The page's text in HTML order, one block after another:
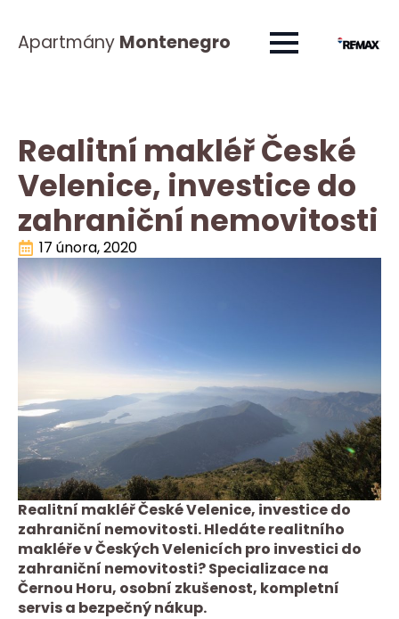
Apartmány Montenegro
Realitní makléř České
Velenice, investice do
zahraniční nemovitosti
17 února, 2020
Realitní makléř České Velenice, investice do
zahraniční nemovitosti. Hledáte realitního
makléře v Českých Velenicích pro investici do
zahraniční nemovitosti? Specializace na
Černou Horu, osobní zkušenost, kompletní
servis a bezpečný nákup.